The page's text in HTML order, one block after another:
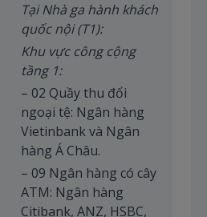
Tại Nhà ga hành khách
quốc nội (T1):
Khu vực công cộng
tầng 1:
– 02 Quầy thu đổi
ngoại tệ: Ngân hàng
Vietinbank và Ngân
hàng Á Châu.
– 09 Ngân hàng có cây
ATM: Ngân hàng
Citibank, ANZ, HSBC,